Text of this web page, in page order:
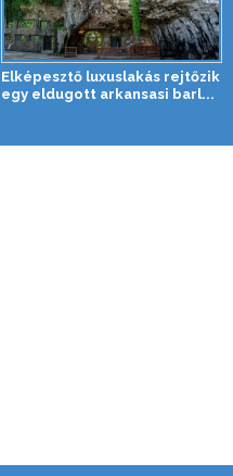
Elképesztő luxuslakás rejtőzik
egy eldugott arkansasi barl...